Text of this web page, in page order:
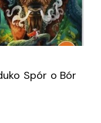
Spór o Bór